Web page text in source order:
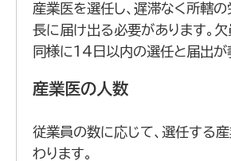
産業医を選任し、遅滞なく所轄
長に届け出る必要があります。
同様に14日以内の選任と届出が
産業医の人数
従業員の数に応じて、選任する
わります。